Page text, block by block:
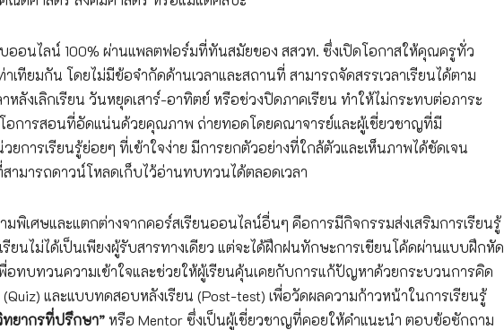
อนไลน์ 100% ผ่านแพลตฟอร์มที่ทันสมัยของ สสวท. ซึ่งเปิดโอกาสให้คุณครูทั่ว
เทียมกัน โดยไม่มีข้อจำกัดด้านเวลาและสถานที่ สามารถจัดสรรเวลาเรียนได้ตาม
หลังเลิกเรียน วันหยุดเสาร์-อาทิตย์ หรือช่วงปิดภาคเรียน ทำให้ไม่กระทบต่อภาระ
อการสอนที่อัดแน่นด้วยคุณภาพ ถ่ายทอดโดยคณาจารย์และผู้เชี่ยวชาญที่มี
การเรียนรู้ย่อยๆ ที่เข้าใจง่าย มีการยกตัวอย่างที่ใกล้ตัวและเห็นภาพได้ชัดเจน
ามารถดาวน์โหลดเก็บไว้อ่านทบทวนได้ตลอดเวลา
พิเศษและแตกต่างจากคอร์สเรียนออนไลน์อื่นๆ คือการมีกิจกรรมส่งเสริมการเรียนรู้
ยนไม่ได้เป็นเพียงผู้รับสารทางเดียว แต่จะได้ฝึกฝนทักษะการเขียนโค้ดผ่านแบบฝึกหัด
ทบทวนความเข้าใจและช่วยให้ผู้เรียนคุ้นเคยกับการแก้ปัญหาด้วยกระบวนการคิด
และแบบทดสอบหลังเรียน (Post-test) เพื่อวัดผลความก้าวหน้าในการเรียนรู้
ทยากรที่ปรึกษา”หรือ Mentor ซึ่งเป็นผู้เชี่ยวชาญที่คอยให้คำแนะนำ ตอบข้อซักถาม